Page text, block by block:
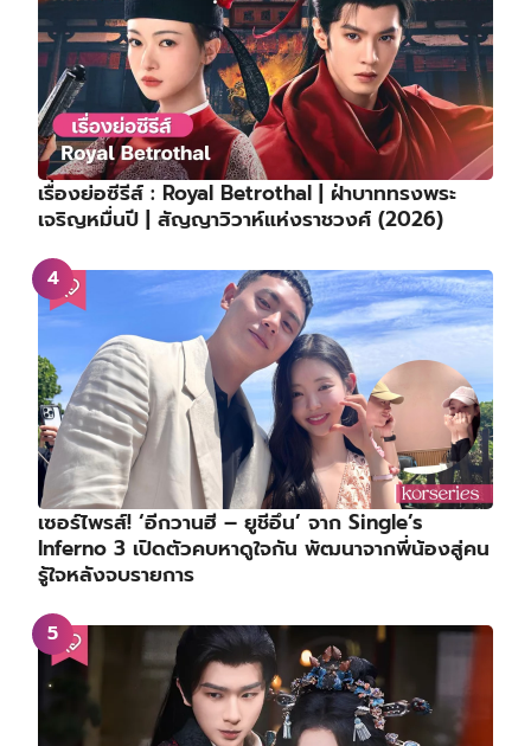
เรื่องย่อซีรีส์ : Royal Betrothal | ฝ่าบาททรงพระ
เจริญหมื่นปี | สัญญาวิวาห์แห่งราชวงศ์ (2026)
เซอร์ไพรส์! ‘อีกวานฮี – ยูชีอึน’ จาก Single’s
Inferno 3 เปิดตัวคบหาดูใจกัน พัฒนาจากพี่น้องสู่คน
รู้ใจหลังจบรายการ